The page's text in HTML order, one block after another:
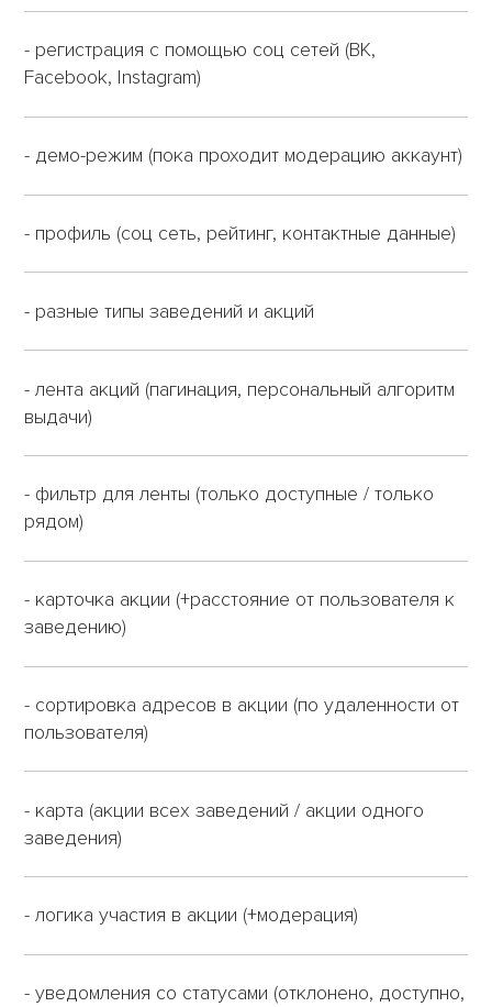
- регистрация с помощью соц сетей (ВК,
Facebook, Instagram)
- демо-режим (пока проходит модерацию аккаунт)
- профиль (соц сеть, рейтинг, контактные данные)
- разные типы заведений и акций
- лента акций (пагинация, персональный алгоритм
выдачи)
- фильтр для ленты (только доступные / только
рядом)
- карточка акции (+расстояние от пользователя к
заведению)
- сортировка адресов в акции (по удаленности от
пользователя)
- карта (акции всех заведений / акции одного
заведения)
- логика участия в акции (+модерация)
- уведомления со статусами (отклонено, доступно,